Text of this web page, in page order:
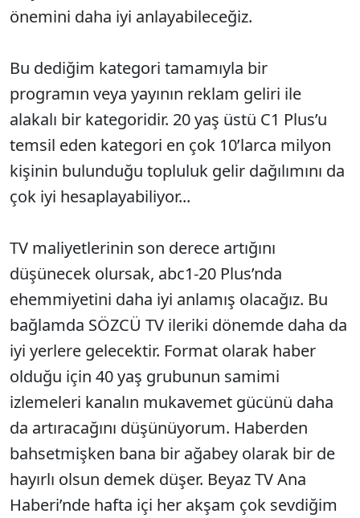
öne­mini daha iyi anlayabileceğiz.
Bu dediğim kategori tamamıyla bir
programın veya yayının reklam geliri ile
alakalı bir kategoridir. 20 yaş üstü C1 Plus’u
temsil eden kategori en çok 10’larca milyon
kişinin bulundu­ğu topluluk gelir dağılımını da
çok iyi hesaplayabiliyor...
TV maliyetlerinin son derece artığını
düşünecek olursak, abc1-20 Plus’nda
ehemmiyetini daha iyi anlamış olaca­ğız. Bu
bağlamda SÖZCÜ TV ileriki dönemde daha da
iyi yerlere gelecek­tir. Format olarak haber
olduğu için 40 yaş grubunun samimi
izlemeleri kanalın mukavemet gücünü daha
da artıracağını düşünüyorum. Haberden
bahsetmişken bana bir ağabey olarak bir de
hayırlı olsun demek düşer. Beyaz TV Ana
Haberi’n­de hafta içi her akşam çok sevdiğim